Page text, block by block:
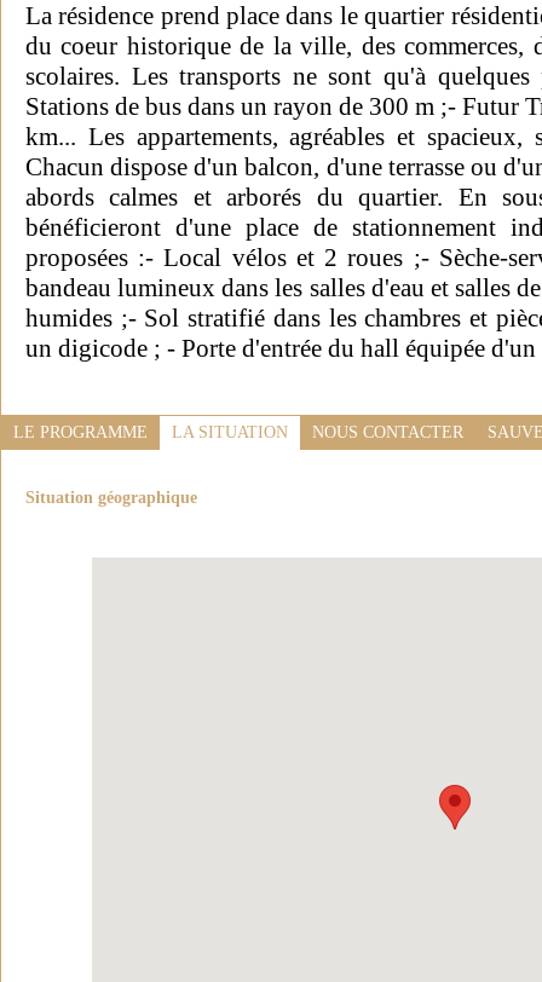
La résidence prend place dans le quartier
du coeur historique de la ville, des commerces,
scolaires. Les transports ne sont qu'à
Stations de bus dans un rayon de 300 m ;- Futur
km... Les appartements, agréables et
Chacun dispose d'un balcon, d'une terrasse ou
abords calmes et arborés du quartier. En
bénéficieront d'une place de stationnement
proposées :- Local vélos et 2 roues ;- Sèche-
bandeau lumineux dans les salles d'eau et salles
humides ;- Sol stratifié dans les chambres et
un digicode ; - Porte d'entrée du hall équipée
LE PROGRAMME LA SITUATION NOUS CONTACTER
Situation géographique